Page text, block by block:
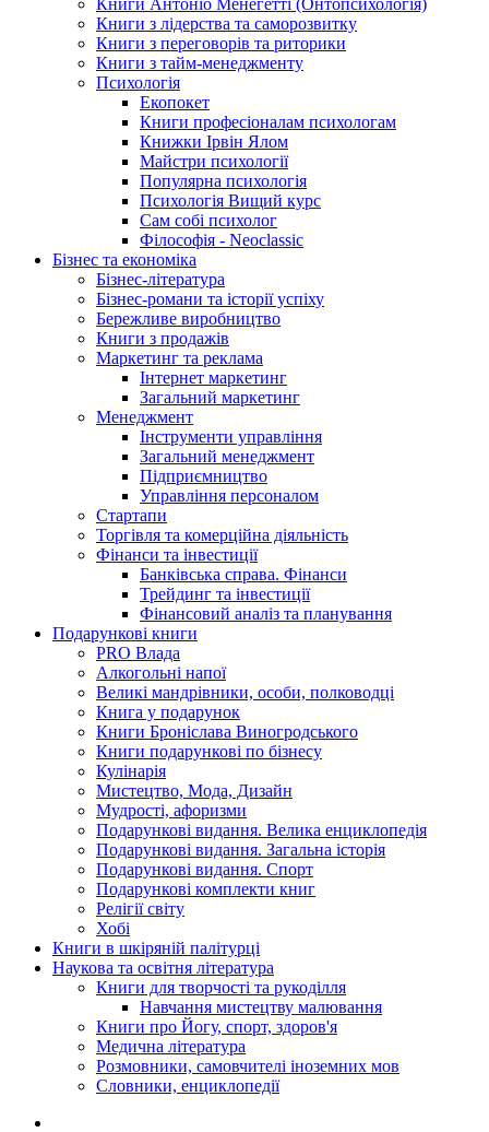
Книги Антоніо Менегетті (Онтопсихологія)
Книги з лідерства та саморозвитку
Книги з переговорів та риторики
Книги з тайм-менеджменту
Психологія
Екопокет
Книги професіоналам психологам
Книжки Ірвін Ялом
Майстри психології
Популярна психологія
Психологія Вищий курс
Сам собі психолог
Філософія - Neoclassic
Бізнес та економіка
Бізнес-література
Бізнес-романи та історії успіху
Бережливе виробництво
Книги з продажів
Маркетинг та реклама
Інтернет маркетинг
Загальний маркетинг
Менеджмент
Інструменти управління
Загальний менеджмент
Підприємництво
Управління персоналом
Стартапи
Торгівля та комерційна діяльність
Фінанси та інвестиції
Банківська справа. Фінанси
Трейдинг та інвестиції
Фінансовий аналіз та планування
Подарункові книги
PRO Влада
Алкогольні напої
Великі мандрівники, особи, полководці
Книга у подарунок
Книги Броніслава Виногродського
Книги подарункові по бізнесу
Кулінарія
Мистецтво, Мода, Дизайн
Мудрості, афоризми
Подарункові видання. Велика енциклопедія
Подарункові видання. Загальна історія
Подарункові видання. Спорт
Подарункові комплекти книг
Релігії світу
Хобі
Книги в шкіряній палітурці
Наукова та освітня література
Книги для творчості та рукоділля
Навчання мистецтву малювання
Книги про Йогу, спорт, здоров'я
Медична література
Розмовники, самовчителі іноземних мов
Словники, енциклопедії